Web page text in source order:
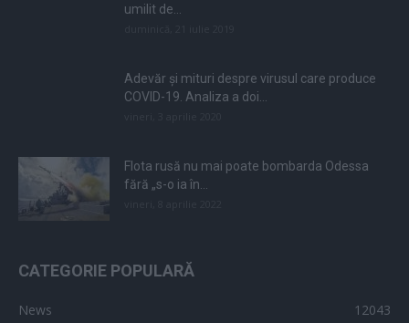
umilit de...
Adevăr și mituri despre virusul care produce
COVID-19. Analiza a doi...
Flota rusă nu mai poate bombarda Odessa
fără „s-o ia în...
CATEGORIE POPULARĂ
News
12043